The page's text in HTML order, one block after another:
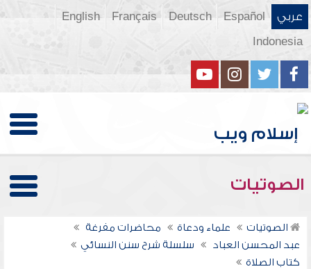
عربي Español
Deutsch
Français
English
Indonesia
الصوتيات
الصوتيات علماء ودعاة
محاضرات مفرغة
عبد المحسن العباد
سلسلة شرح سنن النسائي
كتاب الصلاة